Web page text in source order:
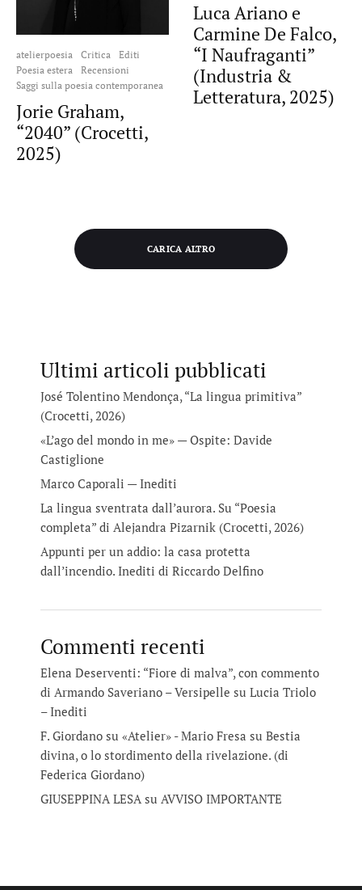
atelierpoesia Critica
Editi
Poesia estera
Recensioni
Saggi sulla poesia contemporanea
Jorie Graham,
“2040” (Crocetti,
2025)
Luca Ariano e
Carmine De Falco,
“I Naufraganti”
(Industria &
Letteratura, 2025)
CARICA ALTRO
Ultimi articoli pubblicati
José Tolentino Mendonça, “La lingua primitiva”
(Crocetti, 2026)
«L’ago del mondo in me» — Ospite: Davide
Castiglione
Marco Caporali — Inediti
La lingua sventrata dall’aurora. Su “Poesia
completa” di Alejandra Pizarnik (Crocetti, 2026)
Appunti per un addio: la casa protetta
dall’incendio. Inediti di Riccardo Delfino
Commenti recenti
Elena Deserventi: “Fiore di malva”, con commento
di Armando Saveriano – Versipelle su Lucia Triolo
– Inediti
F. Giordano su «Atelier» - Mario Fresa su Bestia
divina, o lo stordimento della rivelazione. (di
Federica Giordano)
GIUSEPPINA LESAsu AVVISO IMPORTANTE